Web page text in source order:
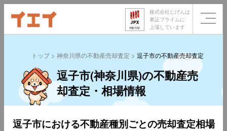
株式会社じげんは
東証プライムに
上場しています
トップ 神奈川県の不動産売却査定 逗子市の不動産売却査定
逗子市(神奈川県)の不動産売
却査定・相場情報
逗子市における不動産種別ごとの売却査定相場